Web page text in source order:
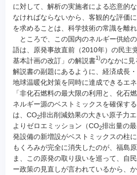
に対して、解析の実施者による恣意的
なければならないから、客観的な評価
を求めることは、科学技術の常識を離れ
ところで、この国内のネルギー供給
語は、原発事故直前（2010年）の民主
基本計画の改訂」の解説書1)のなかに見
解説書の副題にあるように、経済成長
地球温暖化対策を同時に達成できるエ
「非化石燃料の最大限の利用と、化石
ネルギー源のベストミックスを確保す
は、CO2排出削減効果の大きい原子力
よりゼロエミッション（CO2排出量の
発設備の新増設がベストミックスの柱
もくろみが完全に消失したのが、福島
ま、この原発の取り扱いを巡って、自
ー政策の見直しが言われているから、